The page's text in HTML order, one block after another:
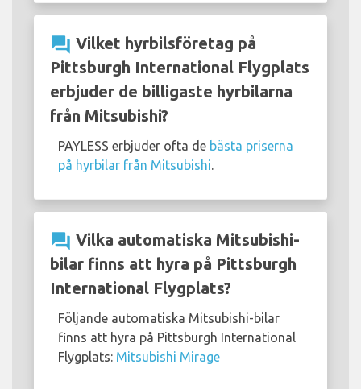
question_answer Vilket hyrbilsföretag på
Pittsburgh International Flygplats
erbjuder de billigaste hyrbilarna
från Mitsubishi?
PAYLESS erbjuder ofta de bästa priserna
på hyrbilar från Mitsubishi.
question_answer Vilka automatiska Mitsubishi-
bilar finns att hyra på Pittsburgh
International Flygplats?
Följande automatiska Mitsubishi-bilar
finns att hyra på Pittsburgh International
Flygplats: Mitsubishi Mirage